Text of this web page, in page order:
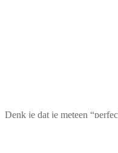
Denk je dat je meteen